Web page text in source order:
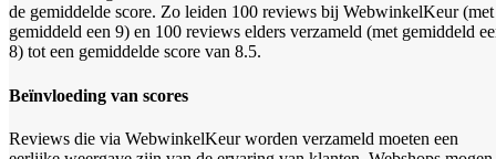
de gemiddelde score. Zo leiden 100 reviews bij WebwinkelKeur (met
gemiddeld een 9) en 100 reviews elders verzameld (met gemiddeld
8) tot een gemiddelde score van 8.5.
Beïnvloeding van scores
Reviews die via WebwinkelKeur worden verzameld moeten een